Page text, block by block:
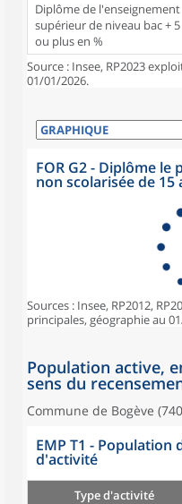
Diplôme de l'enseignement
supérieur de niveau bac + 5
ou plus en %
Source : Insee, RP2023
01/01/2026.
FOR G2 - Diplôme
non scolarisée de 15
Sources : Insee, RP2012,
principales, géographie au
Population active,
sens du
Commune de Bogève
EMP T1 - Population
d'activité
Type d'activité